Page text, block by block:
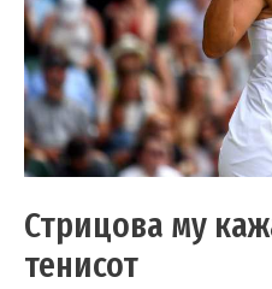
Стрицова му
тенисот